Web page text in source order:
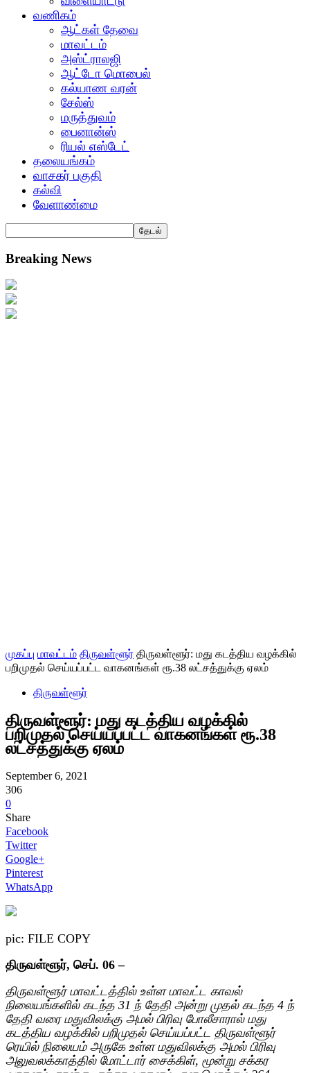
வணிகம்
ஆட்கள் தேவை
மாவட்டம்
அஸ்ட்ராலஜி
ஆட்டோ மொபைல்
கல்யாண வரன்
சேல்ஸ்
மருத்துவம்
பைனான்ஸ்
ரியல் எஸ்டேட்
தலையங்கம்
வாசகர் பகுதி
கல்வி
வேளாண்மை
Breaking News
முகப்பு மாவட்டம் திருவள்ளூர் திருவள்ளூர்: மது கடத்திய வழக்கில்
பறிமுதல் செய்யப்பட்ட வாகனங்கள் ரூ.38 லட்சத்துக்கு ஏலம்
திருவள்ளூர்
திருவள்ளூர்: மது கடத்திய வழக்கில்
பறிமுதல் செய்யப்பட்ட வாகனங்கள் ரூ.38
லட்சத்துக்கு ஏலம்
September 6, 2021
306
0
Share
Facebook
Twitter
Google+
Pinterest
WhatsApp
pic: FILE COPY
திருவள்ளூர், செப். 06 –
திருவள்ளூர் மாவட்டத்தில் உள்ள மாவட்ட காவல்
நிலையங்களில் கடந்த 31 ந் தேதி அன்று முதல் கடந்த 4 ந்
தேதி வரை மதுவிலக்கு அமல் பிரிவு போலீசாரால் மது
கடத்திய வழக்கில் பறிமுதல் செய்யப்பட்ட திருவள்ளூர்
ரெயில் நிலையம் அருகே உள்ள மதுவிலக்கு அமல் பிரிவு
அலுவலக்காத்தில் மோட்டார் சைக்கிள், மூன்று சக்கர